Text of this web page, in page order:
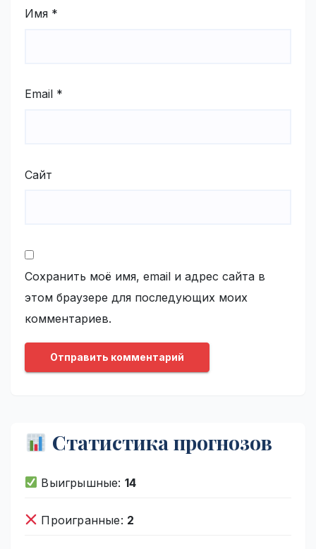
Имя *
Email *
Сайт
Сохранить моё имя, email и адрес сайта в
этом браузере для последующих моих
комментариев.
Статистика прогнозов
Выигрышные: 14
Проигранные: 2